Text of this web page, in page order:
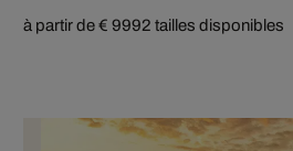
à partir de € 9992 tailles disponibles